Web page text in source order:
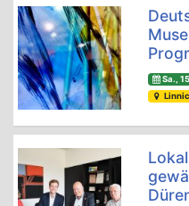
Sa.,